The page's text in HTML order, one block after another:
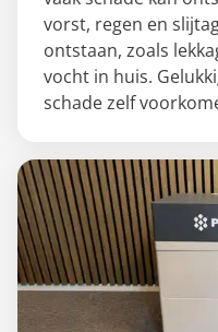
vorst, regen en
ontstaan, zoals
vocht in huis.
schade zelf